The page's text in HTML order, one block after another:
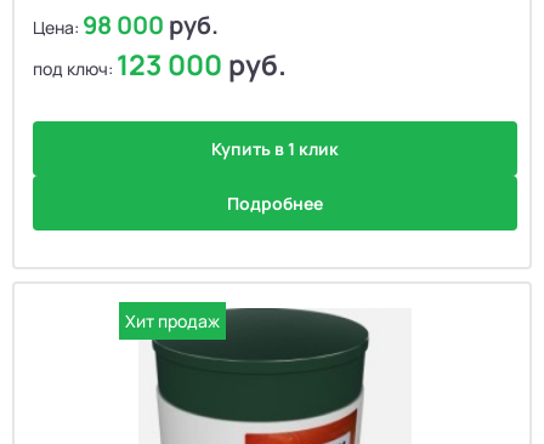
Цена: 98 000 руб.
под ключ: 123 000 руб.
Купить в 1 клик
Подробнее
Хит продаж